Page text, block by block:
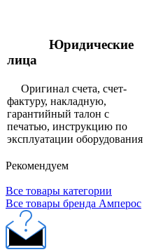
Юридические
лица
Оригинал счета, счет-
фактуру, накладную,
гарантийный талон с
печатью, инструкцию по
эксплуатации оборудования
Рекомендуем
Все товары категории
Все товары бренда Амперос